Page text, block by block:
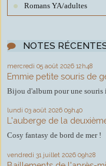
Romans YA/adultes
NOTES
mercredi 05 août 2026 12h48
Emmie petite souris de
Bijou d'album pour une souris
lundi 03 août 2026 09h40
L'auberge de la
Cosy fantasy de bord de mer !
vendredi 31 juillet 2026 09h28